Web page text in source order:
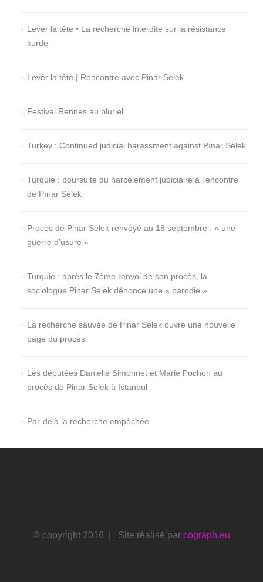
Lever la tête • La recherche interdite sur la résistance
kurde
Lever la tête | Rencontre avec Pinar Selek
Festival Rennes au pluriel
Turkey : Continued judicial harassment against Pınar Selek
Turquie : poursuite du harcèlement judiciaire à l’encontre
de Pınar Selek
Procès de Pinar Selek renvoyé au 18 septembre : « une
guerre d’usure »
Turquie : après le 7ème renvoi de son procès, la
sociologue Pinar Selek dénonce une « parodie »
La recherche sauvée de Pinar Selek ouvre une nouvelle
page du procès
Les députées Danielle Simonnet et Marie Pochon au
procès de Pinar Selek à Istanbul
Par-delà la recherche empêchée
© copyright 2016 | Site réalisé par cograph.eu